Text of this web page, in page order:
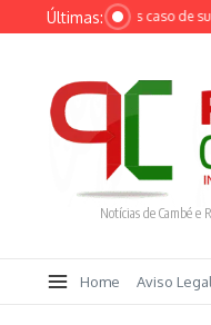
Ir para o conteúdo
Últimas:
a crianças após caso de
Notícias de Cambé e
Home Aviso Legal